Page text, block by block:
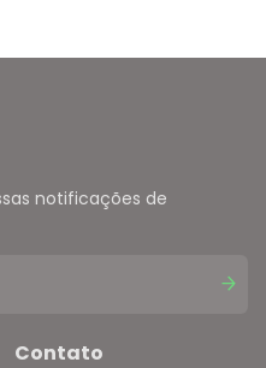
notificações de
Contato